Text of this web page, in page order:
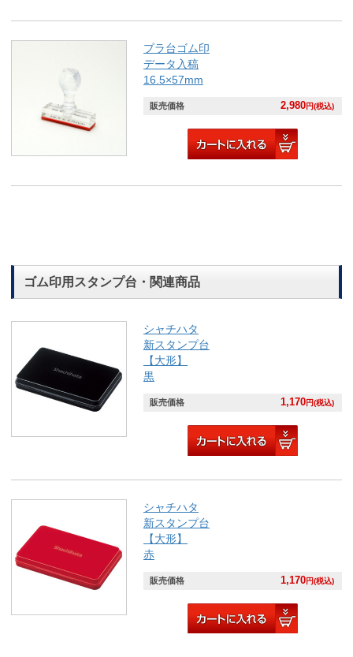
プラ台ゴム印
データ入稿
16.5×57mm
販売価格 2,980円(税込)
ゴム印用スタンプ台・関連商品
シャチハタ
新スタンプ台
【大形】
黒
販売価格 1,170円(税込)
シャチハタ
新スタンプ台
【大形】
赤
販売価格 1,170円(税込)